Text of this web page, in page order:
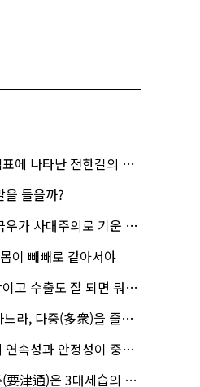
에 나타난 전한길의 무
을 들을까?
우가 사대주의로 기운 이
이 빼빼로 같아서야
고 수출도 잘 되면 뭐하
라, 다중(多衆)을 줄세
연속성과 안정성이 중요
要津通)은 3대세습의 사